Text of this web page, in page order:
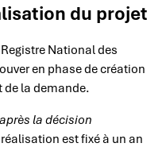
du projet
National des
en phase de création
de la demande.
après la décision
est fixé à un an